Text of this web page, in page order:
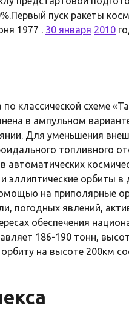
пуск ракеты
1977 . 30 января 2010
классической схеме
в ампульном
Для уменьшения
топливного
автоматических
эллиптические орбиты
на приполярные
погодных явлений,
обеспечения
186-190 тонн,
на высоте 200км